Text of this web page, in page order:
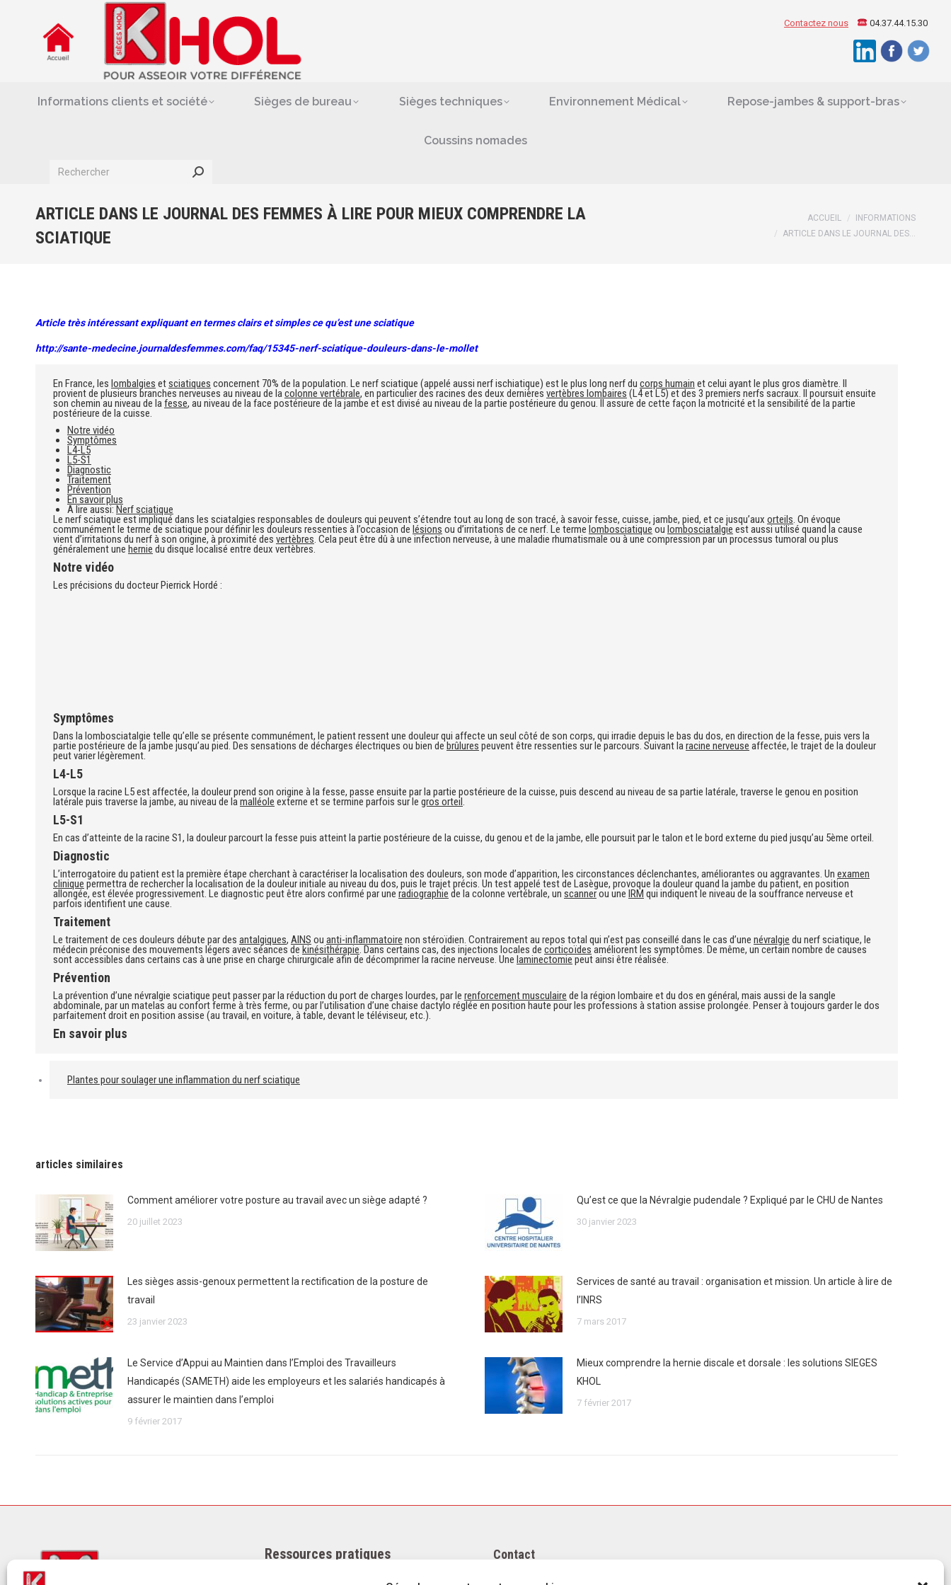
Contactez nous 04.37.44.15.30
Informations clients et société Sièges de bureau Sièges techniques Environnement Médical Repose-jambes & support-bras
Coussins nomades
Search:
ARTICLE DANS LE JOURNAL DES FEMMES À LIRE POUR MIEUX COMPRENDRE LA
SCIATIQUE
ACCUEIL
INFORMATIONS
ARTICLE DANS LE JOURNAL DES…
Article très intéressant expliquant en termes clairs et simples ce qu’est une sciatique
http://sante-medecine.journaldesfemmes.com/faq/15345-nerf-sciatique-douleurs-dans-le-mollet
En France, les lombalgies etsciatiques concernent 70% de la population. Le nerf sciatique (appelé aussi nerf ischiatique) est le plus long nerf du corps humain et celui ayant le plus gros diamètre. Il
provient de plusieurs branches nerveuses au niveau de lacolonne vertébrale, en particulier des racines des deux dernières vertèbres lombaires (L4 et L5) et des 3 premiers nerfs sacraux. Il poursuit ensuite
son chemin au niveau de lafesse, au niveau de la face postérieure de la jambe et est divisé au niveau de la partie postérieure du genou. Il assure de cette façon la motricité et la sensibilité de la partie
postérieure de la cuisse.
Notre vidéo
Symptômes
L4-L5
L5-S1
Diagnostic
Traitement
Prévention
En savoir plus
A lire aussi: Nerf sciatique
Le nerf sciatique est impliqué dans les sciatalgies responsables de douleurs qui peuvent s’étendre tout au long de son tracé, à savoir fesse, cuisse, jambe, pied, et ce jusqu’aux orteils. On évoque
communément le terme de sciatique pour définir les douleurs ressenties à l’occasion de lésions ou d’irritations de ce nerf. Le terme lombosciatiqueou lombosciatalgie est aussi utilisé quand la cause
vient d’irritations du nerf à son origine, à proximité des vertèbres. Cela peut être dû à une infection nerveuse, à une maladie rhumatismale ou à une compression par un processus tumoral ou plus
généralement une hernie du disque localisé entre deux vertèbres.
Notre vidéo
Les précisions du docteur Pierrick Hordé :
Symptômes
Dans la lombosciatalgie telle qu’elle se présente communément, le patient ressent une douleur qui affecte un seul côté de son corps, qui irradie depuis le bas du dos, en direction de la fesse, puis vers la
partie postérieure de la jambe jusqu’au pied. Des sensations de décharges électriques ou bien debrûlures peuvent être ressenties sur le parcours. Suivant laracine nerveuse affectée, le trajet de la douleur
peut varier légèrement.
L4-L5
Lorsque la racine L5 est affectée, la douleur prend son origine à la fesse, passe ensuite par la partie postérieure de la cuisse, puis descend au niveau de sa partie latérale, traverse le genou en position
latérale puis traverse la jambe, au niveau de lamalléole externe et se termine parfois sur le gros orteil.
L5-S1
En cas d’atteinte de la racine S1, la douleur parcourt la fesse puis atteint la partie postérieure de la cuisse, du genou et de la jambe, elle poursuit par le talon et le bord externe du pied jusqu’au 5ème orteil.
Diagnostic
L’interrogatoire du patient est la première étape cherchant à caractériser la localisation des douleurs, son mode d’apparition, les circonstances déclenchantes, améliorantes ou aggravantes. Un examen
clinique permettra de rechercher la localisation de la douleur initiale au niveau du dos, puis le trajet précis. Un test appelé test de Lasègue, provoque la douleur quand la jambe du patient, en position
allongée, est élevée progressivement. Le diagnostic peut être alors confirmé par une radiographie de la colonne vertébrale, un scannerou une IRM qui indiquent le niveau de la souffrance nerveuse et
parfois identifient une cause.
Traitement
Le traitement de ces douleurs débute par des antalgiques, AINS ou anti-inflammatoire non stéroïdien. Contrairement au repos total qui n’est pas conseillé dans le cas d’une névralgie du nerf sciatique, le
médecin préconise des mouvements légers avec séances de kinésithérapie. Dans certains cas, des injections locales de corticoïdesaméliorent les symptômes. De même, un certain nombre de causes
sont accessibles dans certains cas à une prise en charge chirurgicale afin de décomprimer la racine nerveuse. Une laminectomie peut ainsi être réalisée.
Prévention
La prévention d’une névralgie sciatique peut passer par la réduction du port de charges lourdes, par le renforcement musculaire de la région lombaire et du dos en général, mais aussi de la sangle
abdominale, par un matelas au confort ferme à très ferme, ou par l’utilisation d’une chaise dactylo réglée en position haute pour les professions à station assise prolongée. Penser à toujours garder le dos
parfaitement droit en position assise (au travail, en voiture, à table, devant le téléviseur, etc.).
En savoir plus
Plantes pour soulager une inflammation du nerf sciatique
articles similaires
Comment améliorer votre posture au travail avec un siège adapté ?
20 juillet 2023
Qu’est ce que la Névralgie pudendale ? Expliqué par le CHU de Nantes
30 janvier 2023
Les sièges assis-genoux permettent la rectification de la posture de
travail
23 janvier 2023
Services de santé au travail : organisation et mission. Un article à lire de
l’INRS
7 mars 2017
Le Service d’Appui au Maintien dans l’Emploi des Travailleurs
Handicapés (SAMETH) aide les employeurs et les salariés handicapés à
assurer le maintien dans l’emploi
9 février 2017
Mieux comprendre la hernie discale et dorsale : les solutions SIEGES
KHOL
7 février 2017
Ressources pratiques Contact
Informations clients et société
Repose-jambes & support-bras